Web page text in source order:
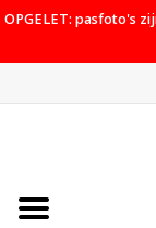
OPGELET: pasfoto's
Home